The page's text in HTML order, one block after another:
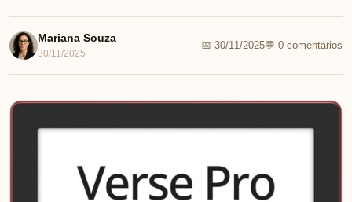
Mariana Souza
30/11/2025
📅 30/11/2025💬 0 comentários